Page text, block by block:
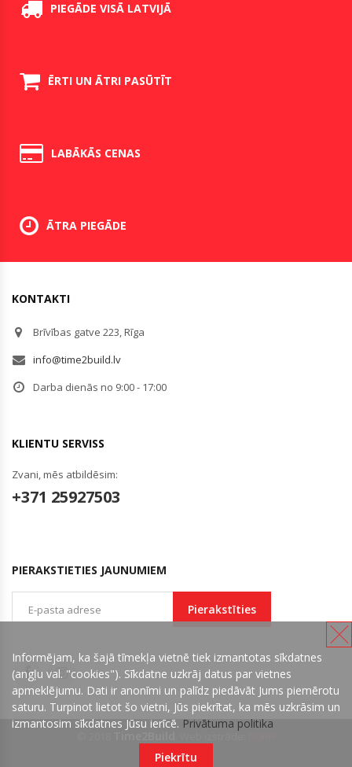
PIEGĀDE VISĀ LATVIJĀ
ĒRTI UN ĀTRI PASŪTĪT
LABĀKĀS CENAS
ĀTRA PIEGĀDE
KONTAKTI
Brīvības gatve 223, Rīga
info@time2build.lv
Darba dienās no 9:00 - 17:00
KLIENTU SERVISS
Zvani, mēs atbildēsim:
+371 25927503
PIERAKSTIETIES JAUNUMIEM
Pierakstīties
Informējam, ka šajā tīmekļa vietnē tiek izmantotas sīkdatnes
(angļu val. "cookies"). Sīkdatne uzkrāj datus par vietnes
apmeklējumu. Dati ir anonīmi un palīdz piedāvāt Jums piemērotu
saturu. Turpinot lietot šo vietni, Jūs piekrītat, ka mēs uzkrāsim un
izmantosim sīkdatnes Jūsu ierīcē. Privātuma politika
Piekrītu